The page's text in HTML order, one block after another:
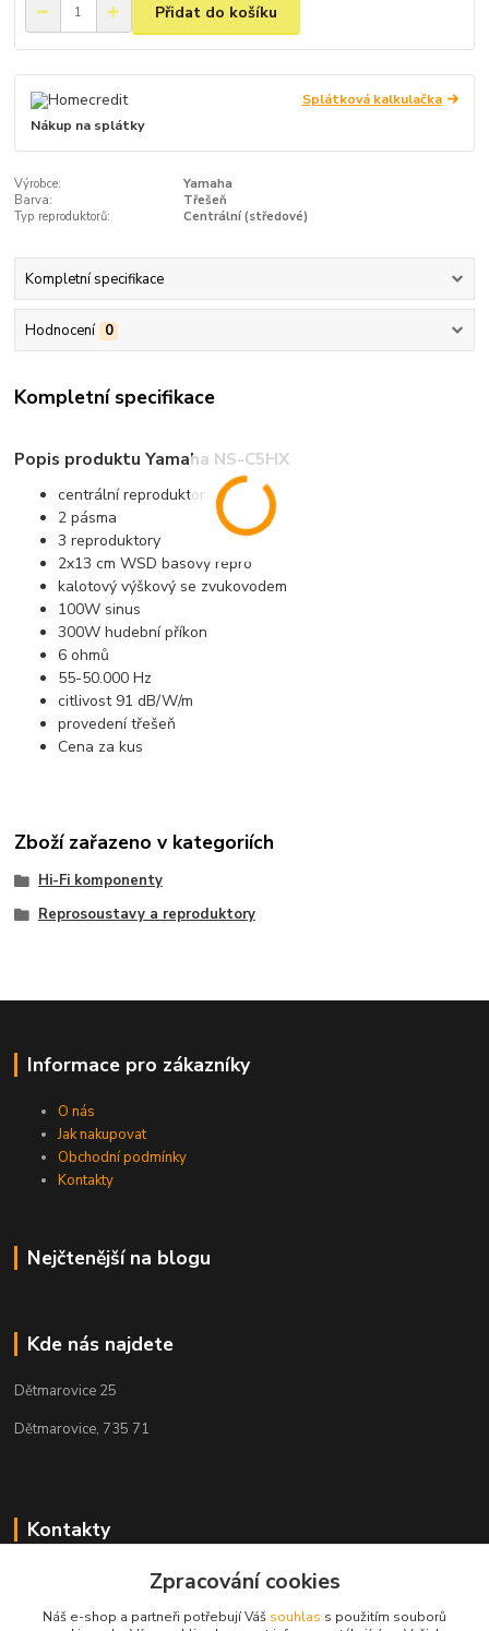
Přidat do košíku
Splátková kalkulačka
Nákup na splátky
Výrobce:
Yamaha
Barva:
Třešeň
Typ reproduktorů:
Centrální (středové)
Kompletní specifikace
Hodnocení 0
Kompletní specifikace
Popis produktu Yamaha NS-C5HX
centrální reproduktor
2 pásma
3 reproduktory
2x13 cm WSD basový repro
kalotový výškový se zvukovodem
100W sinus
300W hudební příkon
6 ohmů
55-50.000 Hz
citlivost 91 dB/W/m
provedení třešeň
Cena za kus
Zboží zařazeno v kategoriích
Hi-Fi komponenty
Reprosoustavy a reproduktory
Informace pro zákazníky
O nás
Jak nakupovat
Obchodní podmínky
Kontakty
Nejčtenější na blogu
Kde nás najdete
Dětmarovice 25
Dětmarovice, 735 71
Kontakty
+420 731 444 327Zpracování cookies
Náš e-shop a partneři potřebují Váš souhlas s použitím souborů